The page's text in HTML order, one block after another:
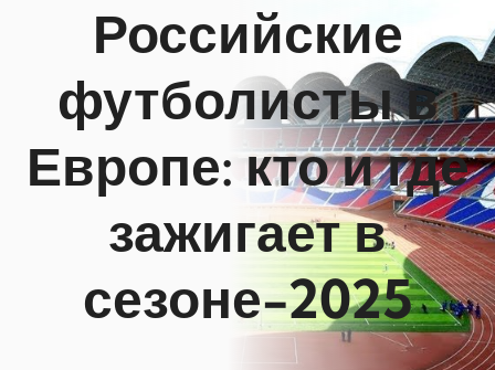
Российские
футболисты в
Европе: кто и где
зажигает в
сезоне-2025